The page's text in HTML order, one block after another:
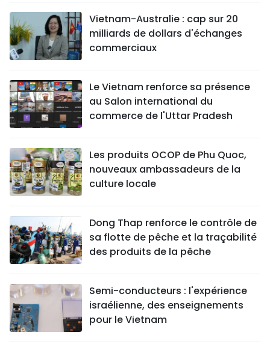
Vietnam-Australie : cap sur 20
milliards de dollars d'échanges
commerciaux
Le Vietnam renforce sa présence
au Salon international du
commerce de l'Uttar Pradesh
Les produits OCOP de Phu Quoc,
nouveaux ambassadeurs de la
culture locale
Dong Thap renforce le contrôle de
sa flotte de pêche et la traçabilité
des produits de la pêche
Semi-conducteurs : l'expérience
israélienne, des enseignements
pour le Vietnam